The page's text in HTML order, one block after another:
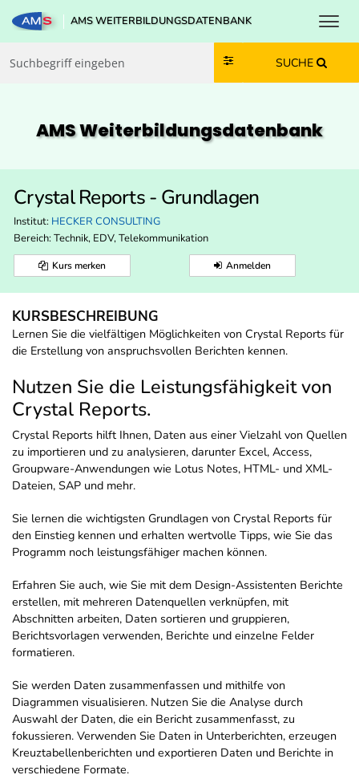
Zum Inhalt springen
Zum Navmenü springen
Zur Suche springen
Zur Footer springen
AMS WEITERBILDUNGSDATENBANK
SUCHE
AMS Weiterbildungs­datenbank
Crystal Reports - Grundlagen
Institut: HECKER CONSULTING
Bereich: Technik, EDV, Telekommunikation
Kurs merken Anmelden
KURSBESCHREIBUNG
Lernen Sie die vielfältigen Möglichkeiten von Crystal Reports für
die Erstellung von anspruchsvollen Berichten kennen.
Nutzen Sie die Leistungsfähigkeit von
Crystal Reports.
Crystal Reports hilft Ihnen, Daten aus einer Vielzahl von Quellen
zu importieren und zu analysieren, darunter Excel, Access,
Groupware-Anwendungen wie Lotus Notes, HTML- und XML-
Dateien, SAP und mehr.
Sie lernen die wichtigsten Grundlagen von Crystal Reports für
den Einstieg kennen und erhalten wertvolle Tipps, wie Sie das
Programm noch leistungsfähiger machen können.
Erfahren Sie auch, wie Sie mit dem Design-Assistenten Berichte
erstellen, mit mehreren Datenquellen verknüpfen, mit
Abschnitten arbeiten, Daten sortieren und gruppieren,
Berichtsvorlagen verwenden, Berichte und einzelne Felder
formatieren.
Sie werden Daten zusammenfassen und mithilfe von
Diagrammen visualisieren. Nutzen Sie die Analyse durch
Auswahl der Daten, die ein Bericht zusammenfasst, zu
fokussieren. Verwenden Sie Daten in Unterberichten, erzeugen
Kreuztabellenberichten und exportieren Daten und Berichte in
verschiedene Formate.